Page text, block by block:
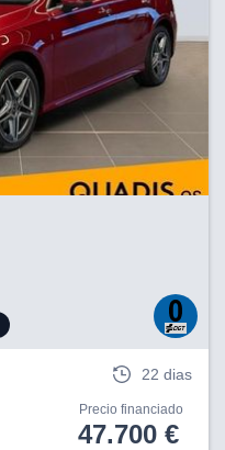
22 dias
Precio financiado
47.700 €